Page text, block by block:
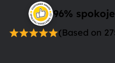
96%
(Based on